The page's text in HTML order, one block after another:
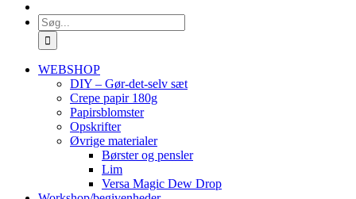
Søg
efter:
WEBSHOP
DIY – Gør-det-selv sæt
Crepe papir 180g
Papirsblomster
Opskrifter
Øvrige materialer
Børster og pensler
Lim
Versa Magic Dew Drop